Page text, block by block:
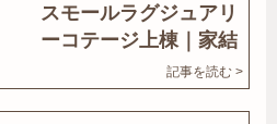
スモールラグジュアリ
ーコテージ上棟｜家結
記事を読む >